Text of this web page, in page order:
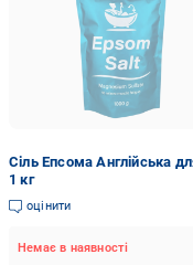
Сіль Епсома Англійська
1 кг
оцінити
Немає в наявності